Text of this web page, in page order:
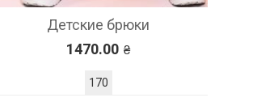
Детские брюки
1470.00
170